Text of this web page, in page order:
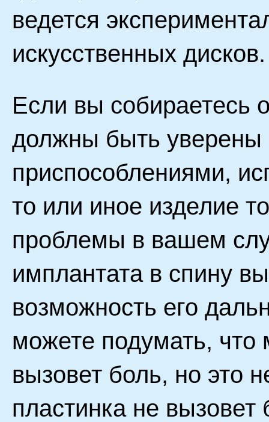
ведется
искусственных дисков.
Если вы собираетесь
должны быть уверены
приспособлениями,
то или иное изделие
проблемы в вашем
имплантата в спину
возможность его
можете подумать, что
вызовет боль, но это
пластинка не